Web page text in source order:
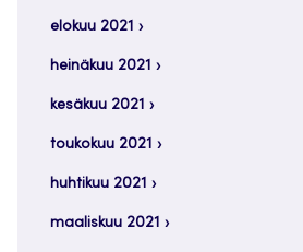
elokuu 2021
heinäkuu 2021
kesäkuu 2021
toukokuu 2021
huhtikuu 2021
maaliskuu 2021